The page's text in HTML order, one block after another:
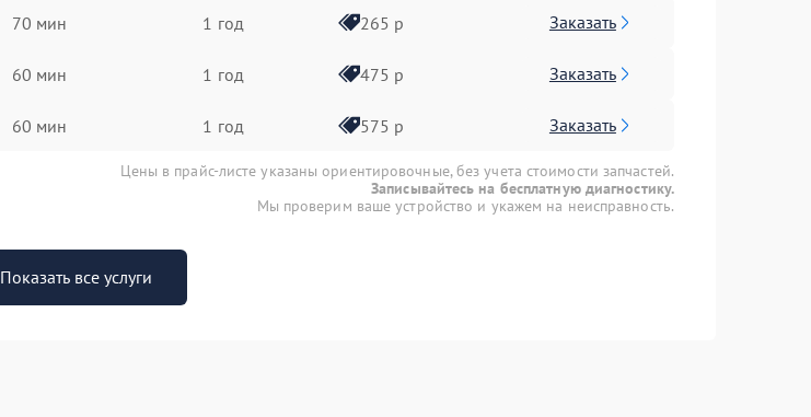
70 мин 1 год 265 р Заказать
60 мин 1 год 475 р Заказать
60 мин 1 год 575 р Заказать
Цены в прайс-листе указаны ориентировочные, без учета стоимости запчастей.
Записывайтесь на бесплатную диагностику.
Мы проверим ваше устройство и укажем на неисправность.
Показать все услуги